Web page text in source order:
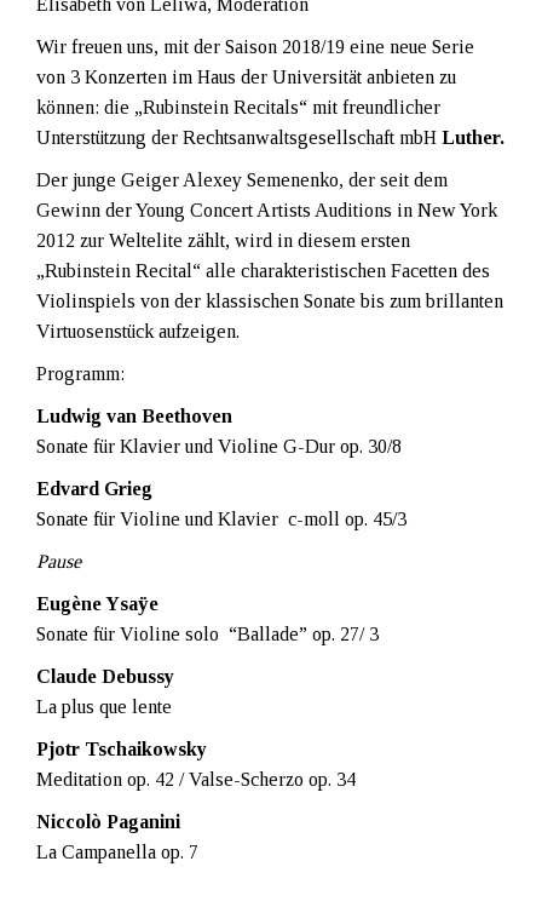
Elisabeth von Leliwa, Moderation
Wir freuen uns, mit der Saison 2018/19 eine neue Serie
von 3 Konzerten im Haus der Universität anbieten zu
können: die „Rubinstein Recitals“ mit freundlicher
Unterstützung der Rechtsanwaltsgesellschaft mbH Luther.
Der junge Geiger Alexey Semenenko, der seit dem
Gewinn der Young Concert Artists Auditions in New York
2012 zur Weltelite zählt, wird in diesem ersten
„Rubinstein Recital“ alle charakteristischen Facetten des
Violinspiels von der klassischen Sonate bis zum brillanten
Virtuosenstück aufzeigen.
Programm:
Ludwig van Beethoven
Sonate für Klavier und Violine G-Dur op. 30/8
Edvard Grieg
Sonate für Violine und Klavier c-moll op. 45/3
Pause
Eugène Ysaÿe
Sonate für Violine solo “Ballade” op. 27/ 3
Claude Debussy
La plus que lente
Pjotr Tschaikowsky
Meditation op. 42 / Valse-Scherzo op. 34
Niccolò Paganini
La Campanella op. 7